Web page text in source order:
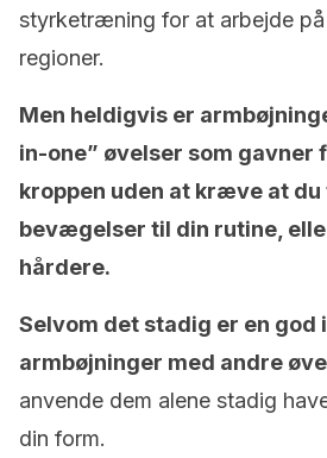
styrketræning for at arbejde
regioner.
Men heldigvis er
in-one” øvelser som gavner
kroppen uden at kræve at
bevægelser til din rutine,
hårdere.
Selvom det stadig er en god
armbøjninger med andre
anvende dem alene stadig
din form.